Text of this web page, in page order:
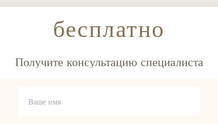
бесплатно
Получите консультацию специалиста